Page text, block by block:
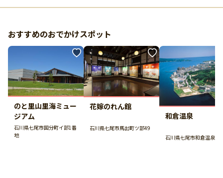
おすすめのおでかけスポット
のと里山里海ミュー
ジアム
石川県七尾市国分町イ部1番
地
花嫁のれん館
石川県七尾市馬出町ツ部49
和倉温泉
石川県七尾市和倉温泉